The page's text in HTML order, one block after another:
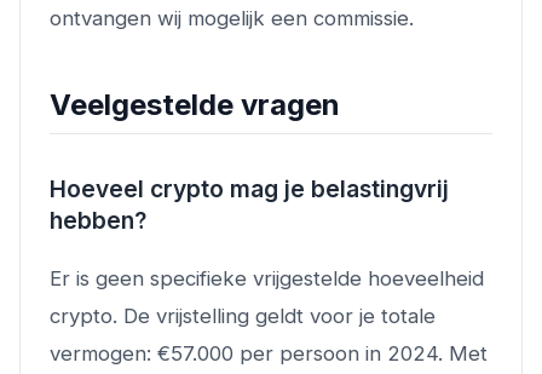
ontvangen wij mogelijk een commissie.
Veelgestelde vragen
Hoeveel crypto mag je belastingvrij
hebben?
Er is geen specifieke vrijgestelde hoeveelheid
crypto. De vrijstelling geldt voor je totale
vermogen: €57.000 per persoon in 2024. Met